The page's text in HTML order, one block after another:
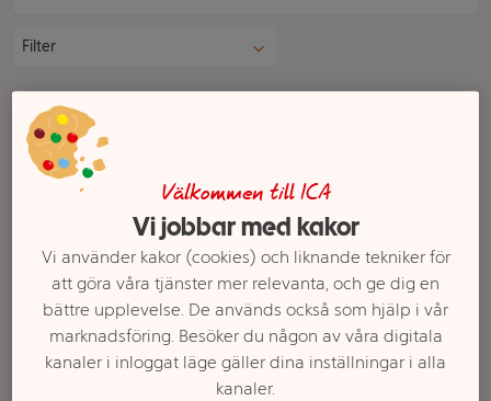
Filter
Tesked stål 18/0 stål 4-p
ICA
Kniv stål 13/0 2-p ICA
Välkommen till ICA
Vi jobbar med kakor
Vi använder kakor (cookies) och liknande tekniker för
att göra våra tjänster mer relevanta, och ge dig en
bättre upplevelse. De används också som hjälp i vår
marknadsföring. Besöker du någon av våra digitala
kanaler i inloggat läge gäller dina inställningar i alla
kanaler.